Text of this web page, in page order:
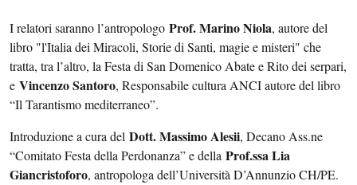
I relatori saranno l’antropologo Prof. Marino Niola, autore del
libro "l'Italia dei Miracoli, Storie di Santi, magie e misteri" che
tratta, tra l’altro, la Festa di San Domenico Abate e Rito dei serpari,
e Vincenzo Santoro, Responsabile cultura ANCI autore del libro
“Il Tarantismo mediterraneo”.
Introduzione a cura del Dott. Massimo Alesii, Decano Ass.ne
“Comitato Festa della Perdonanza” e della Prof.ssa Lia
Giancristoforo, antropologa dell’Università D’Annunzio CH/PE.